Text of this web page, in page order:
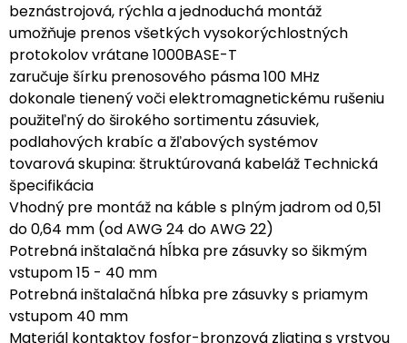
beznástrojová, rýchla a jednoduchá montáž
umožňuje prenos všetkých vysokorýchlostných
protokolov vrátane 1000BASE-T
zaručuje šírku prenosového pásma 100 MHz
dokonale tienený voči elektromagnetickému rušeniu
použiteľný do širokého sortimentu zásuviek,
podlahových krabíc a žľabových systémov
tovarová skupina: štruktúrovaná kabeláž Technická
špecifikácia
Vhodný pre montáž na káble s plným jadrom od 0,51
do 0,64 mm (od AWG 24 do AWG 22)
Potrebná inštalačná hĺbka pre zásuvky so šikmým
vstupom 15 - 40 mm
Potrebná inštalačná hĺbka pre zásuvky s priamym
vstupom 40 mm
Materiál kontaktov fosfor-bronzová zliatina s vrstvou